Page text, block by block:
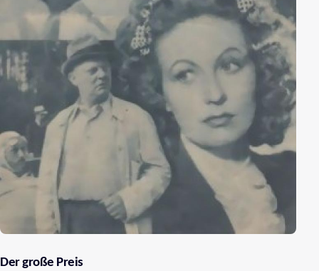
Der große Preis